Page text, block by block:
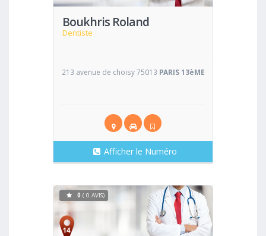
Boukhris Roland
Dentiste
213 avenue de choisy 75013 PARIS 13èME
Afficher le Numéro
Voir
0 ( 0 AVIS)